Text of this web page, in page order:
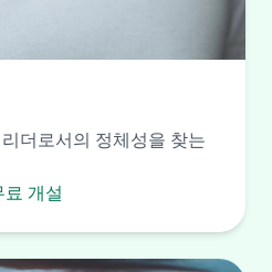
더로서의 정체성을 찾는
개설